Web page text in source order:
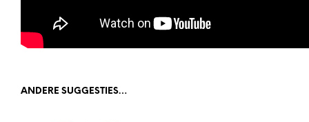
ANDERE SUGGESTIES…